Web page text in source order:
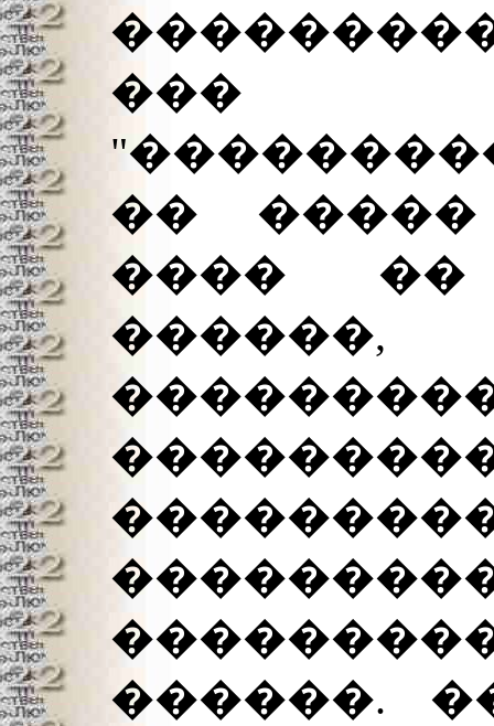
���
��
����
������.